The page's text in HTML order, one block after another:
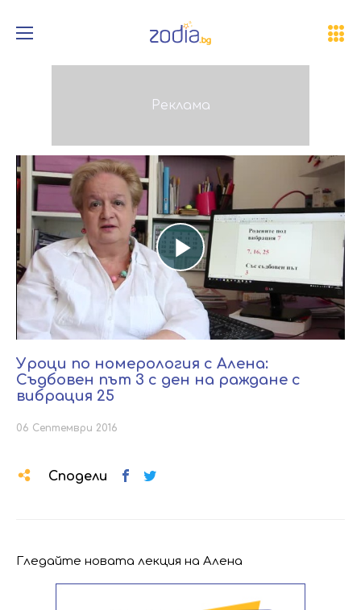
Play
Video
Уроци по номерология с Алена:
Съдбовен път 3 с ден на раждане с
вибрация 25
06 Септември 2016
Сподели
Гледайте новата лекция на Алена